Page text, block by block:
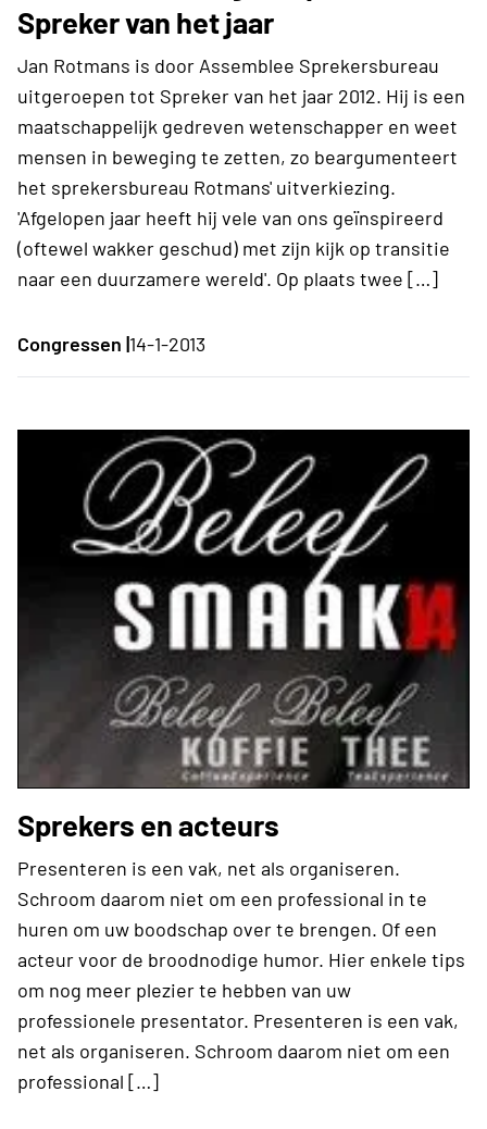
Spreker van het jaar
Jan Rotmans is door Assemblee Sprekersbureau
uitgeroepen tot Spreker van het jaar 2012. Hij is een
maatschappelijk gedreven wetenschapper en weet
mensen in beweging te zetten, zo beargumenteert
het sprekersbureau Rotmans' uitverkiezing.
'Afgelopen jaar heeft hij vele van ons geïnspireerd
(oftewel wakker geschud) met zijn kijk op transitie
naar een duurzamere wereld'. Op plaats twee […]
Congressen |14-1-2013
Sprekers en acteurs
Presenteren is een vak, net als organiseren.
Schroom daarom niet om een professional in te
huren om uw boodschap over te brengen. Of een
acteur voor de broodnodige humor. Hier enkele tips
om nog meer plezier te hebben van uw
professionele presentator. Presenteren is een vak,
net als organiseren. Schroom daarom niet om een
professional […]